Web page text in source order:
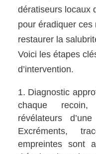
dératiseurs locaux
pour éradiquer
restaurer la
Voici les étapes
d’intervention.
Diagnostic
chaque
révélateurs
Excréments,
empreintes sont